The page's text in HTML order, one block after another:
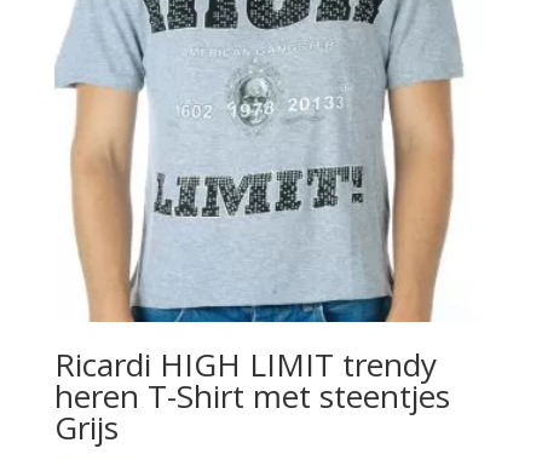
Ricardi HIGH LIMIT trendy
heren T-Shirt met steentjes
Grijs